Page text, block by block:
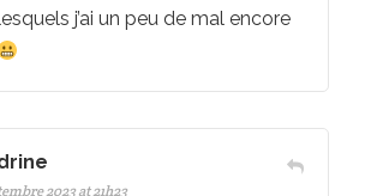
j’ai un peu de mal encore
2023 at 21h23